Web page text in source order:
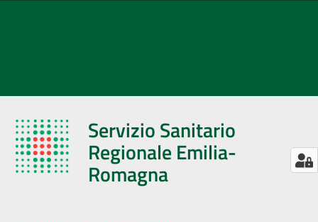
Servizio Sanitario
Regionale Emilia-
Romagna